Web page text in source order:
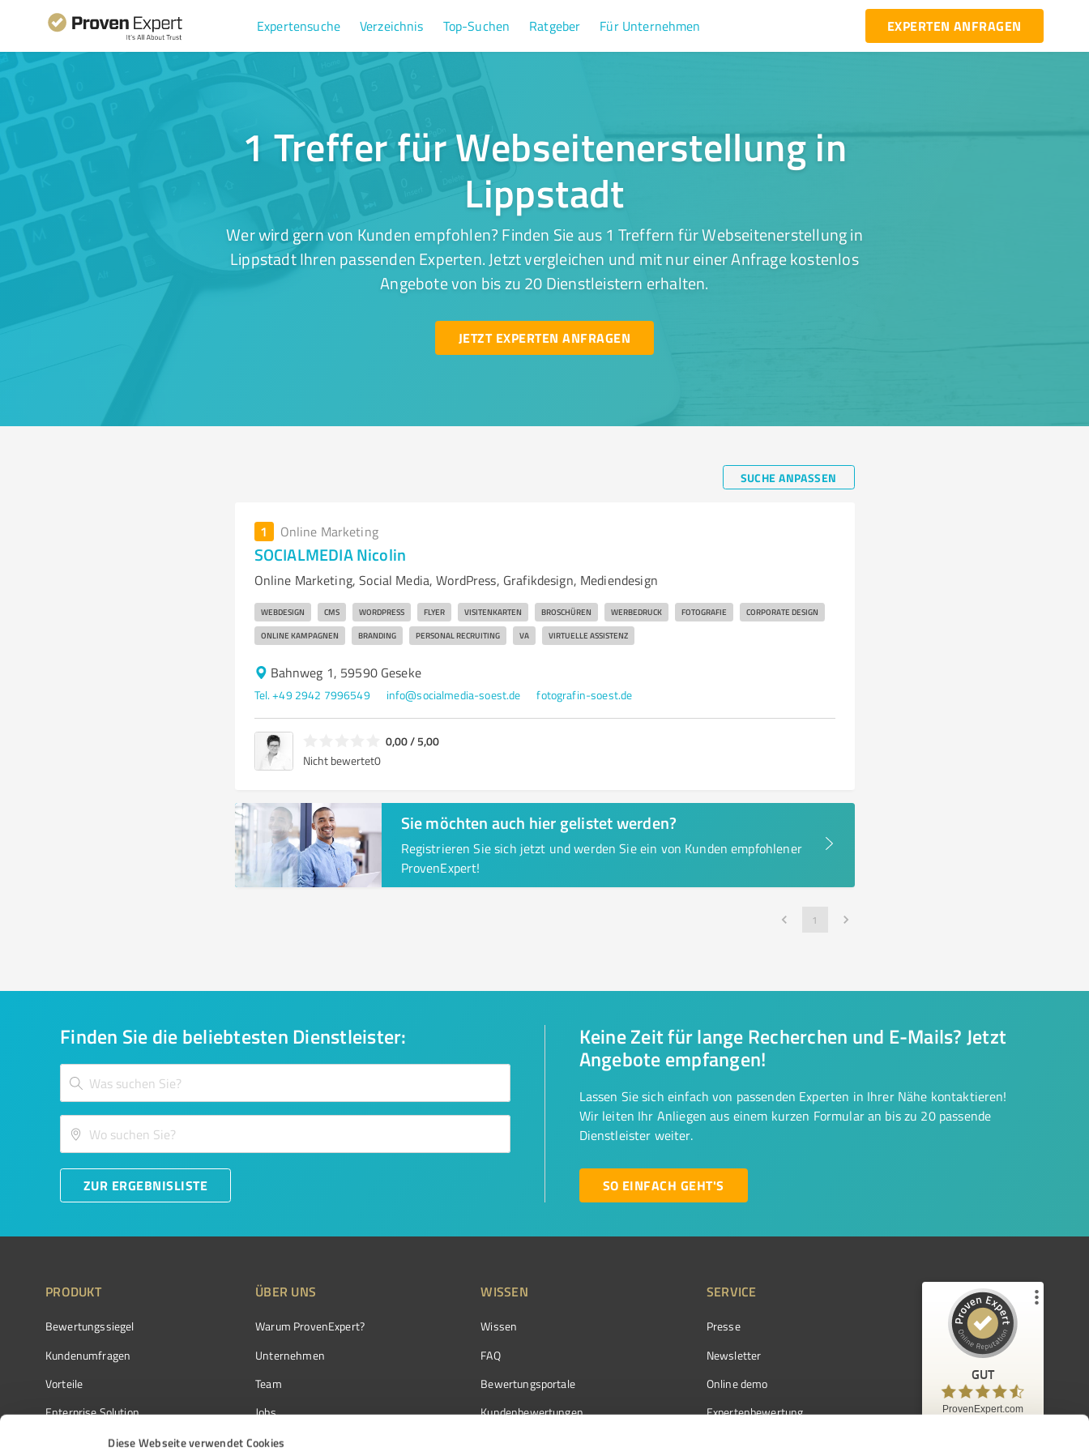
Diese Webseite verwendet Cookies
Expertensuche Verzeichnis Top-Suchen Ratgeber Für Unternehmen EXPERTEN ANFRAGEN
1 Treffer für Webseitenerstellung in
Lippstadt
Wer wird gern von Kunden empfohlen? Finden Sie aus 1 Treffern für Webseitenerstellung in
Lippstadt Ihren passenden Experten. Jetzt vergleichen und mit nur einer Anfrage kostenlos
Angebote von bis zu 20 Dienstleistern erhalten.
JETZT EXPERTEN ANFRAGEN
SUCHE ANPASSEN
1 Online Marketing
SOCIALMEDIA Nicolin
Online Marketing, Social Media, WordPress, Grafikdesign, Mediendesign
WEBDESIGN CMS WORDPRESS FLYER VISITENKARTEN BROSCHÜREN WERBEDRUCK FOTOGRAFIE CORPORATE DESIGN
ONLINE KAMPAGNEN BRANDING PERSONAL RECRUITING VA VIRTUELLE ASSISTENZ
Bahnweg 1, 59590 Geseke
Tel. +49 2942 7996549 info@socialmedia-soest.de fotografin-soest.de
0,00 / 5,00
Nicht bewertet0
Sie möchten auch hier gelistet werden?
Registrieren Sie sich jetzt und werden Sie ein von Kunden empfohlener
ProvenExpert!
1
Finden Sie die beliebtesten Dienstleister:
ZUR ERGEBNISLISTE
Keine Zeit für lange Recherchen und E-Mails? Jetzt
Angebote empfangen!
Lassen Sie sich einfach von passenden Experten in Ihrer Nähe kontaktieren!
Wir leiten Ihr Anliegen aus einem kurzen Formular an bis zu 20 passende
Dienstleister weiter.
SO EINFACH GEHT'S
PRODUKT
Bewertungssiegel
Kundenumfragen
Vorteile
Enterprise Solution
Partnerprogramm
ÜBER UNS
Warum ProvenExpert?
Unternehmen
Team
Jobs
Kundenstimmen
WISSEN
Wissen
FAQ
Bewertungsportale
Kundenbewertungen
SERVICE
Presse
Newsletter
Online demo
Expertenbewertung
GUT
ProvenExpert.com
Kundenbewertungen und Erfahrungen zu
ProvenExpert.com
97
%
Empfehlungen auf
ProvenExpert.com
4,42
/
5,00